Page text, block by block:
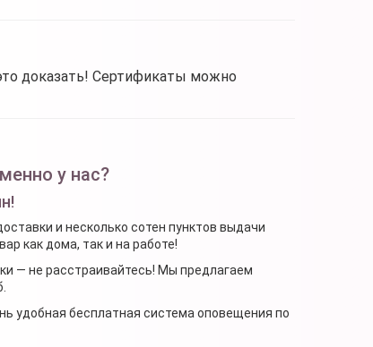
доказать! Сертификаты можно
у нас?
и несколько сотен пунктов выдачи
как дома, так и на работе!
— не расстраивайтесь! Мы предлагаем
удобная бесплатная система оповещения по